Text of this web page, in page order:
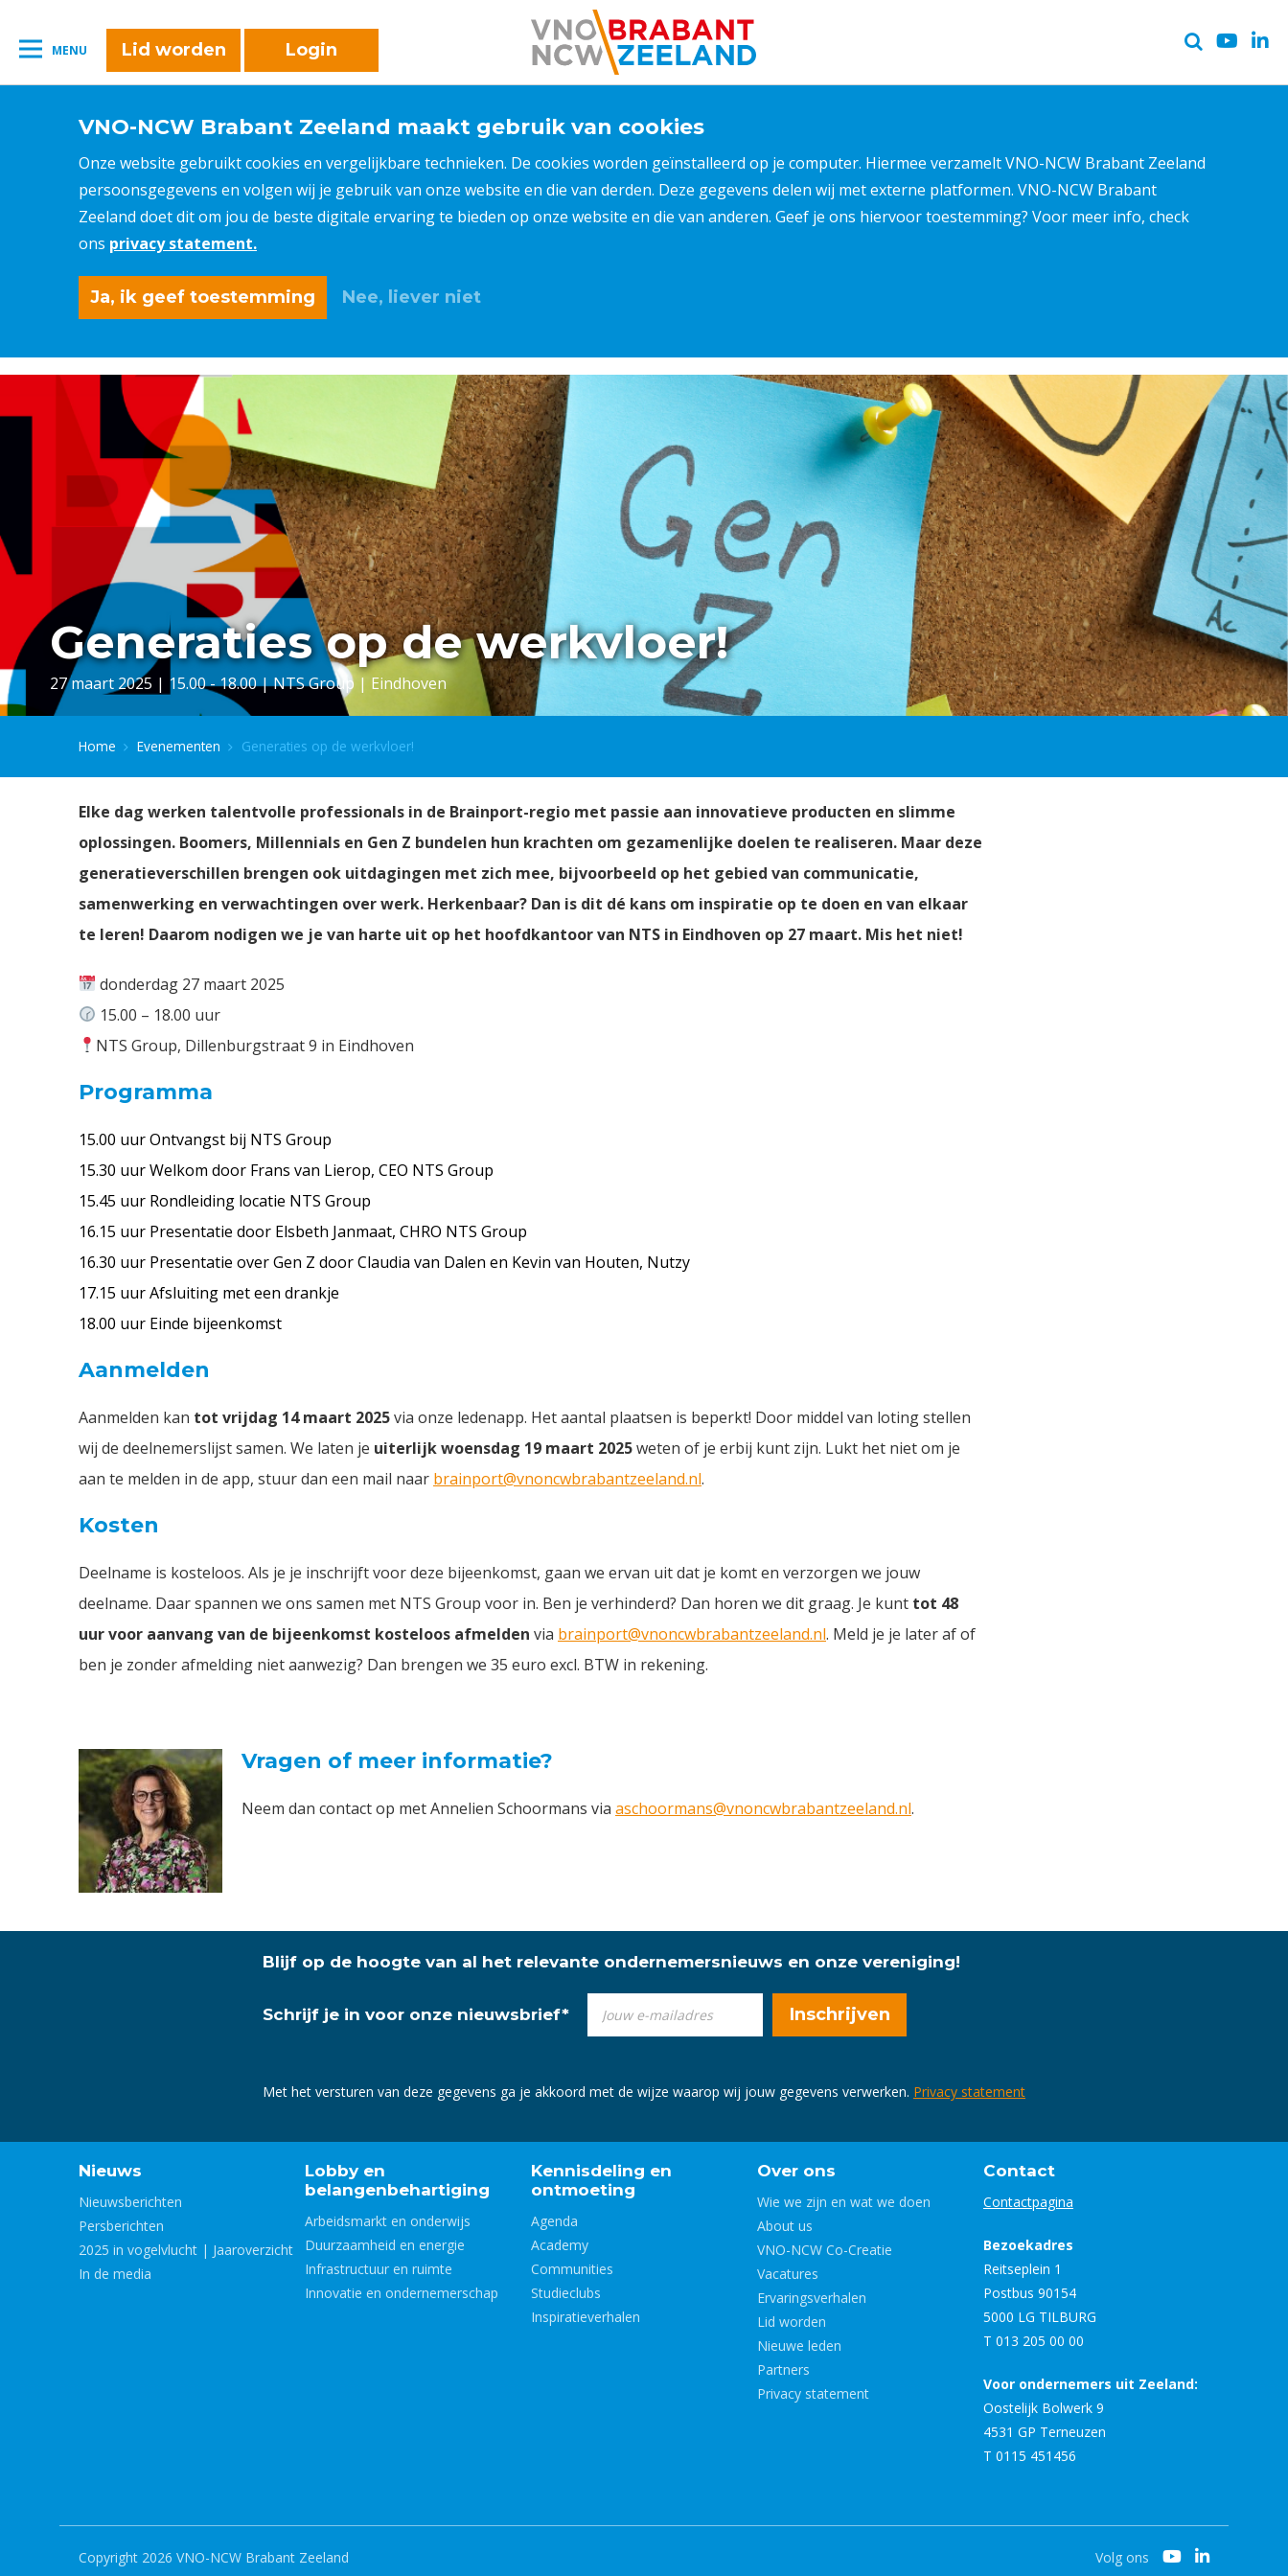
MENU Lid worden Login
VNO-NCW Brabant Zeeland maakt gebruik van cookies
Onze website gebruikt cookies en vergelijkbare technieken. De cookies worden geïnstalleerd op je computer. Hiermee verzamelt VNO-NCW Brabant Zeeland
persoonsgegevens en volgen wij je gebruik van onze website en die van derden. Deze gegevens delen wij met externe platformen. VNO-NCW Brabant
Zeeland doet dit om jou de beste digitale ervaring te bieden op onze website en die van anderen. Geef je ons hiervoor toestemming? Voor meer info, check
ons privacy statement.
Ja, ik geef toestemming Nee, liever niet
Generaties op de werkvloer!
27 maart 2025 | 15.00 - 18.00 | NTS Group | Eindhoven
Home Evenementen Generaties op de werkvloer!
Elke dag werken talentvolle professionals in de Brainport-regio met passie aan innovatieve producten en slimme
oplossingen. Boomers, Millennials en Gen Z bundelen hun krachten om gezamenlijke doelen te realiseren. Maar deze
generatieverschillen brengen ook uitdagingen met zich mee, bijvoorbeeld op het gebied van communicatie,
samenwerking en verwachtingen over werk. Herkenbaar? Dan is dit dé kans om inspiratie op te doen en van elkaar
te leren! Daarom nodigen we je van harte uit op het hoofdkantoor van NTS in Eindhoven op 27 maart. Mis het niet!
donderdag 27 maart 2025
15.00 – 18.00 uur
NTS Group, Dillenburgstraat 9 in Eindhoven
Programma
15.00 uur Ontvangst bij NTS Group
15.30 uur Welkom door Frans van Lierop, CEO NTS Group
15.45 uur Rondleiding locatie NTS Group
16.15 uur Presentatie door Elsbeth Janmaat, CHRO NTS Group
16.30 uur Presentatie over Gen Z door Claudia van Dalen en Kevin van Houten, Nutzy
17.15 uur Afsluiting met een drankje
18.00 uur Einde bijeenkomst
Aanmelden
Aanmelden kan tot vrijdag 14 maart 2025via onze ledenapp. Het aantal plaatsen is beperkt! Door middel van loting stellen
wij de deelnemerslijst samen. We laten je uiterlijk woensdag 19 maart 2025weten of je erbij kunt zijn. Lukt het niet om je
aan te melden in de app, stuur dan een mail naar brainport@vnoncwbrabantzeeland.nl.
Kosten
Deelname is kosteloos. Als je je inschrijft voor deze bijeenkomst, gaan we ervan uit dat je komt en verzorgen we jouw
deelname. Daar spannen we ons samen met NTS Group voor in. Ben je verhinderd? Dan horen we dit graag. Je kunt tot 48
uur voor aanvang van de bijeenkomst kosteloos afmelden via brainport@vnoncwbrabantzeeland.nl. Meld je je later af of
ben je zonder afmelding niet aanwezig? Dan brengen we 35 euro excl. BTW in rekening.
Vragen of meer informatie?
Neem dan contact op met Annelien Schoormans via aschoormans@vnoncwbrabantzeeland.nl.
Blijf op de hoogte van al het relevante ondernemersnieuws en onze vereniging!
Schrijf je in voor onze nieuwsbrief*
Met het versturen van deze gegevens ga je akkoord met de wijze waarop wij jouw gegevens verwerken. Privacy statement
Nieuws
Nieuwsberichten
Persberichten
2025 in vogelvlucht | Jaaroverzicht
In de media
Lobby en
belangenbehartiging
Arbeidsmarkt en onderwijs
Duurzaamheid en energie
Infrastructuur en ruimte
Innovatie en ondernemerschap
Kennisdeling en
ontmoeting
Agenda
Academy
Communities
Studieclubs
Inspiratieverhalen
Over ons
Wie we zijn en wat we doen
About us
VNO-NCW Co-Creatie
Vacatures
Ervaringsverhalen
Lid worden
Nieuwe leden
Partners
Privacy statement
Contact
Contactpagina
Bezoekadres
Reitseplein 1
Postbus 90154
5000 LG TILBURG
T 013 205 00 00
Voor ondernemers uit Zeeland:
Oostelijk Bolwerk 9
4531 GP Terneuzen
T 0115 451456
Copyright 2026 VNO-NCW Brabant Zeeland Volg ons